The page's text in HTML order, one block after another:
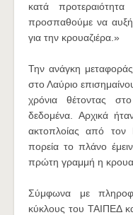
κατά
προσπαθούμε να
για την κρουαζιέρα.»
Την ανάγκη
στο Λαύριο
χρόνια θέτοντας
δεδομένα. Αρχικά
ακτοπλοίας από τον
πορεία το πλάνο
πρώτη γραμμή η
Σύμφωνα με
κύκλους του ΤΑΙΠΕΔ